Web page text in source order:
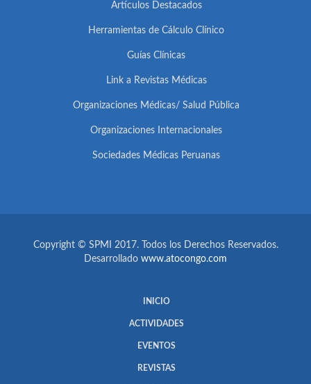
Artículos Destacados
Herramientas de Cálculo Clínico
Guías Clínicas
Link a Revistas Médicas
Organizaciones Médicas/ Salud Pública
Organizaciones Internacionales
Sociedades Médicas Peruanas
Copyright © SPMI 2017. Todos los Derechos Reservados.
Desarrollado www.atocongo.com
INICIO
ACTIVIDADES
EVENTOS
REVISTAS